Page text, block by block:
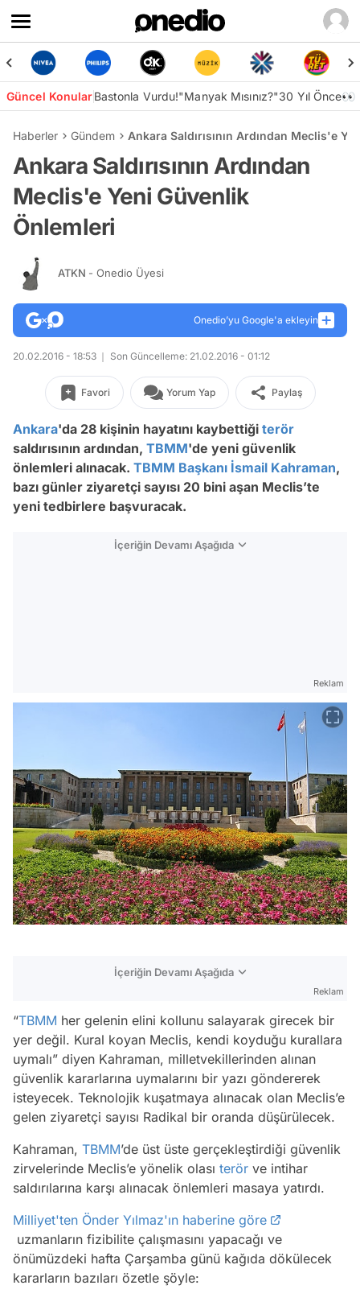
Güncel KonularBastonla Vurdu!"Manyak Mısınız?"30 Yıl Önce👀
Haberler Gündem Ankara Saldırısının Ardından Meclis'e
Ankara Saldırısının Ardından
Meclis'e Yeni Güvenlik
Önlemleri
ATKN - Onedio Üyesi
Onedio’yu Google'a ekleyin
20.02.2016 - 18:53 Son Güncelleme: 21.02.2016 - 01:12
Favori Yorum Yap Paylaş
Ankara'da 28 kişinin hayatını kaybettiği terör
saldırısının ardından, TBMM'de yeni güvenlik
önlemleri alınacak. TBMM Başkanı İsmail Kahraman,
bazı günler ziyaretçi sayısı 20 bini aşan Meclis’te
yeni tedbirlere başvuracak.
İçeriğin Devamı Aşağıda
Reklam
İçeriğin Devamı Aşağıda
Reklam
“TBMM her gelenin elini kollunu salayarak girecek bir
yer değil. Kural koyan Meclis, kendi koyduğu kurallara
uymalı” diyen Kahraman, milletvekillerinden alınan
güvenlik kararlarına uymalarını bir yazı göndererek
isteyecek. Teknolojik kuşatmaya alınacak olan Meclis’e
gelen ziyaretçi sayısı Radikal bir oranda düşürülecek.
Kahraman, TBMM’de üst üste gerçekleştirdiği güvenlik
zirvelerinde Meclis’e yönelik olası terör ve intihar
saldırılarına karşı alınacak önlemleri masaya yatırdı.
Milliyet'ten Önder Yılmaz'ın haberine göre
uzmanların fizibilite çalışmasını yapacağı ve
önümüzdeki hafta Çarşamba günü kağıda dökülecek
kararların bazıları özetle şöyle: